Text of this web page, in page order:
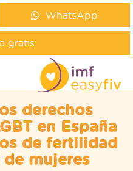
WhatsApp
gratis
derechos
en España
de fertilidad
mujeres